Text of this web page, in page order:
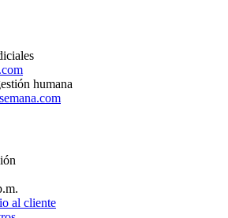
humana
al cliente